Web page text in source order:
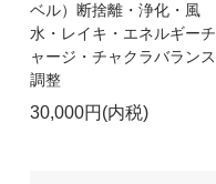
ベル）断捨離・浄化・風
水・レイキ・エネルギーチ
ャージ・チャクラバランス
調整
30,000円(内税)